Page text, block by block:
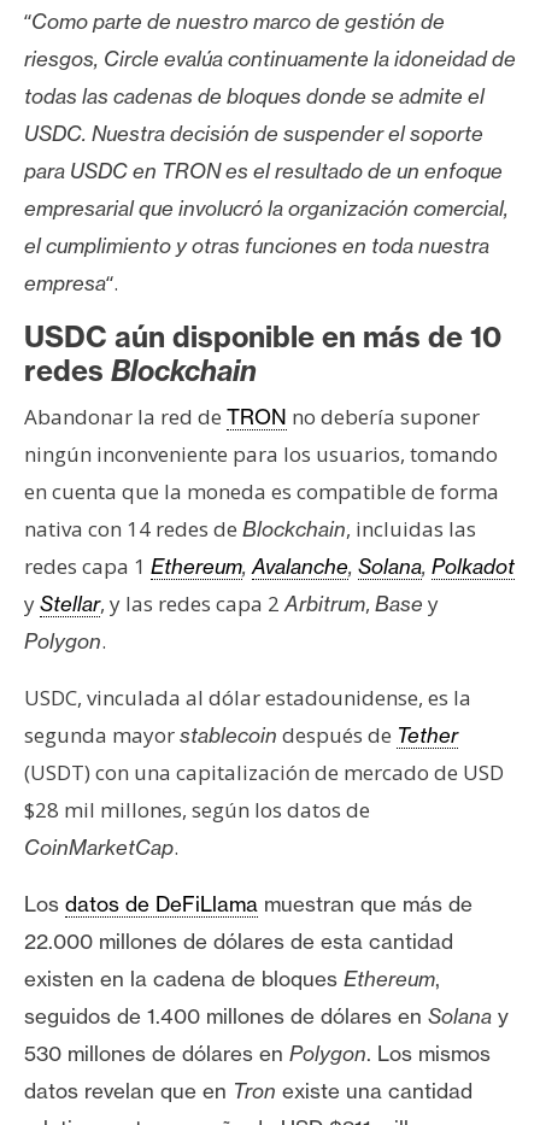
o
n
t
a
c
t
o
y
P
b
l
c
i
d
“Como parte de nuestro marco de gestión de
riesgos, Circle evalúa continuamente la idoneidad de
todas las cadenas de bloques donde se admite el
USDC. Nuestra decisión de suspender el soporte
para USDC en TRON es el resultado de un enfoque
empresarial que involucró la organización comercial,
el cumplimiento y otras funciones en toda nuestra
empresa“.
USDC aún disponible en más de 10
redes Blockchain
Abandonar la red de TRON no debería suponer
ningún inconveniente para los usuarios, tomando
en cuenta que la moneda es compatible de forma
nativa con 14 redes de Blockchain, incluidas las
redes capa 1 Ethereum,Avalanche, Solana, Polkadot
yStellar, y las redes capa 2Arbitrum, Base y
Polygon.
USDC, vinculada al dólar estadounidense, es la
segunda mayorstablecoin después de Tether
(USDT) con una capitalización de mercado de USD
$28 mil millones, según los datos de
CoinMarketCap.
Los datos de DeFiLlama muestran que más de
22.000 millones de dólares de esta cantidad
existen en la cadena de bloques Ethereum,
seguidos de 1.400 millones de dólares en Solana y
530 millones de dólares en Polygon. Los mismos
datos revelan que en Tron existe una cantidad